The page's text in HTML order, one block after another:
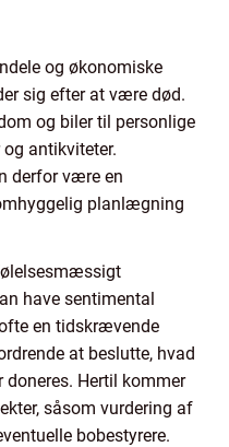
og økonomiske
sig efter at være død.
og biler til personlige
antikviteter.
derfor være en
planlægning
have sentimental
en tidskrævende
at beslutte, hvad
Hertil kommer
såsom vurdering af
bobestyrere.